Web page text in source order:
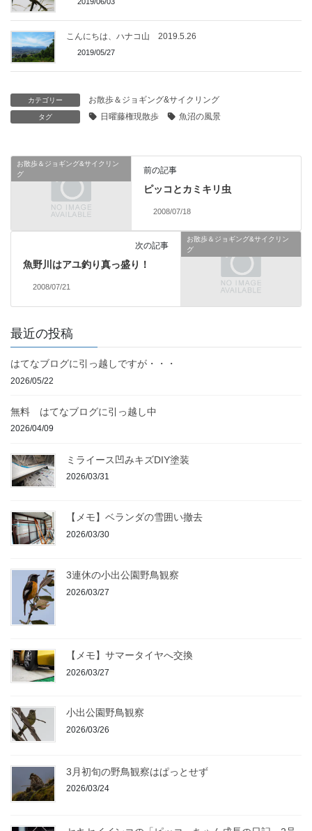
こんにちは、ハナコ山 2019.5.26
2019/05/27
カテゴリー お散歩＆ジョギング&サイクリング
タグ 日曜藤権現散歩 魚沼の風景
お散歩＆ジョギング&サイクリン
グ
前の記事
ピッコとカミキリ虫
2008/07/18
お散歩＆ジョギング&サイクリン
グ
次の記事
魚野川はアユ釣り真っ盛り！
2008/07/21
最近の投稿
はてなブログに引っ越しですが・・・
2026/05/22
無料 はてなブログに引っ越し中
2026/04/09
ミライース凹みキズDIY塗装
2026/03/31
【メモ】ベランダの雪囲い撤去
2026/03/30
3連休の小出公園野鳥観察
2026/03/27
【メモ】サマータイヤへ交換
2026/03/27
小出公園野鳥観察
2026/03/26
3月初旬の野鳥観察はぱっとせず
2026/03/24